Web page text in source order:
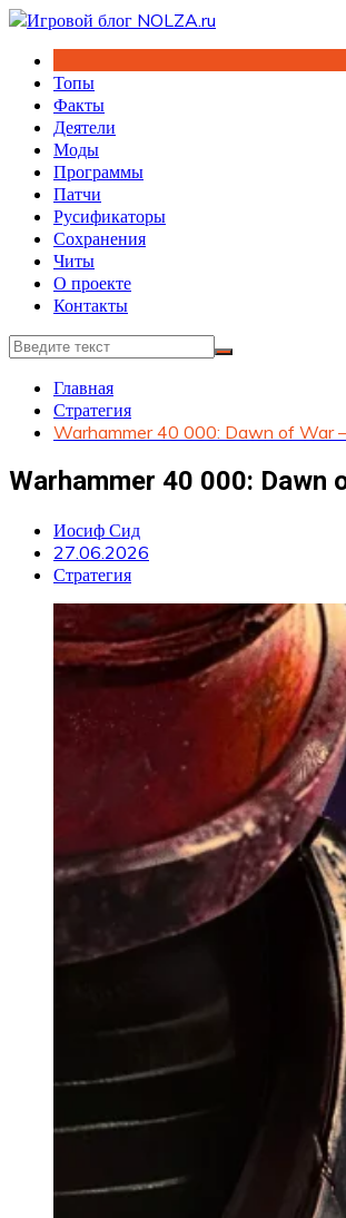
Перейти
содержимому
Топы
Факты
Деятели
Моды
Программы
Патчи
Русификаторы
Сохранения
Читы
О проекте
Контакты
Главная
Стратегия
Warhammer 40 000: Dawn of War
Warhammer 40 000:
Иосиф Сид
27.06.2026
Стратегия